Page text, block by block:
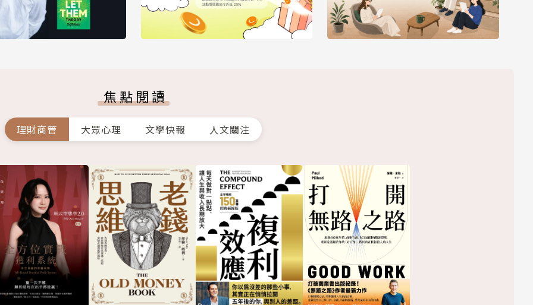
焦點閱讀
理財商管 大眾心理 文學快報 人文關注